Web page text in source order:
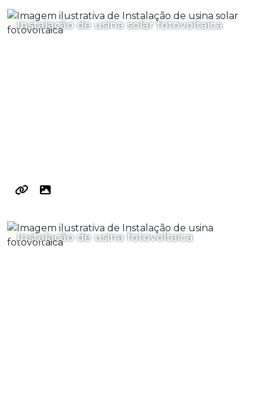
Instalação de usina solar fotovoltaica
Instalação de usina fotovoltaica